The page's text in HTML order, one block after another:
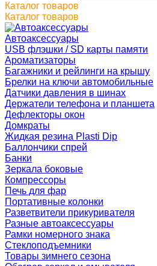
Каталог товаров
Каталог товаров
Автоаксессуары
USB флэшки / SD карты памяти
Ароматизаторы
Багажники и рейлинги на крышу
Брелки на ключи автомобильные
Датчики давления в шинах
Держатели телефона и планшета
Дефлекторы окон
Домкраты
Жидкая резина Plasti Dip
Баллончики спрей
Банки
Зеркала боковые
Компрессоры
Печь для фар
Портативные колонки
Разветвители прикуривателя
Разные автоаксессуары
Рамки номерного знака
Стеклоподъемники
Товары зимнего сезона